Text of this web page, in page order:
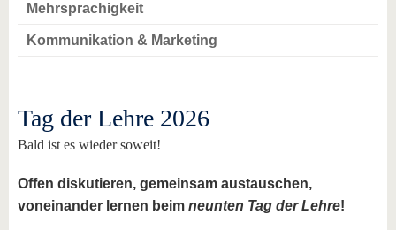
Mehrsprachigkeit
Kommunikation & Marketing
Tag der Lehre 2026
Bald ist es wieder soweit!
Offen diskutieren, gemeinsam austauschen,
voneinander lernen beim neunten Tag der Lehre!